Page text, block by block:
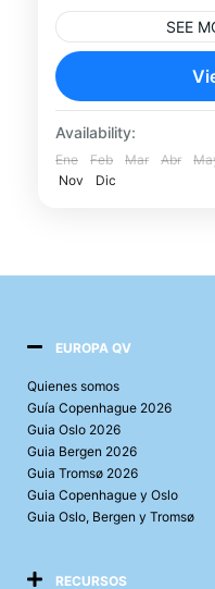
SEE
Descubre la
las ciudades
conservadas de
medieval
Acompañado por...
Númberg
Availability:
Ene Feb Mar Abr
Nov
Dic
EUROPA QV
Quienes somos
Guía Copenhague 2026
Guia Oslo 2026
Guia Bergen 2026
Guia Tromsø 2026
Guia Copenhague y Oslo
Guia Oslo, Bergen y Tromsø
RECURSOS